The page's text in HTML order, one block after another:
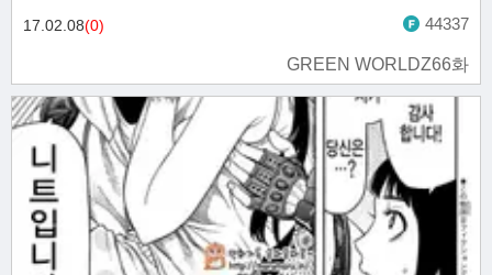
GREEN WORLDZ66화
17.02.08(0) 44337